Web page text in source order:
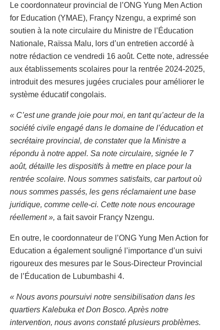
Le coordonnateur provincial de l’ONG Yung Men Action
for Education (YMAE), Françy Nzengu, a exprimé son
soutien à la note circulaire du Ministre de l’Éducation
Nationale, Raïssa Malu, lors d’un entretien accordé à
notre rédaction ce vendredi 16 août. Cette note, adressée
aux établissements scolaires pour la rentrée 2024-2025,
introduit des mesures jugées cruciales pour améliorer le
système éducatif congolais.
« C’est une grande joie pour moi, en tant qu’acteur de la
société civile engagé dans le domaine de l’éducation et
secrétaire provincial, de constater que la Ministre a
répondu à notre appel. Sa note circulaire, signée le 7
août, détaille les dispositifs à mettre en place pour la
rentrée scolaire. Nous sommes satisfaits, car partout où
nous sommes passés, les gens réclamaient une base
juridique, comme celle-ci. Cette note nous encourage
réellement », a fait savoir Françy Nzengu.
En outre, le coordonnateur de l’ONG Yung Men Action for
Education a également souligné l’importance d’un suivi
rigoureux des mesures par le Sous-Directeur Provincial
de l’Éducation de Lubumbashi 4.
« Nous avons poursuivi notre sensibilisation dans les
quartiers Kalebuka et Don Bosco. Après notre
intervention, nous avons constaté plusieurs problèmes.